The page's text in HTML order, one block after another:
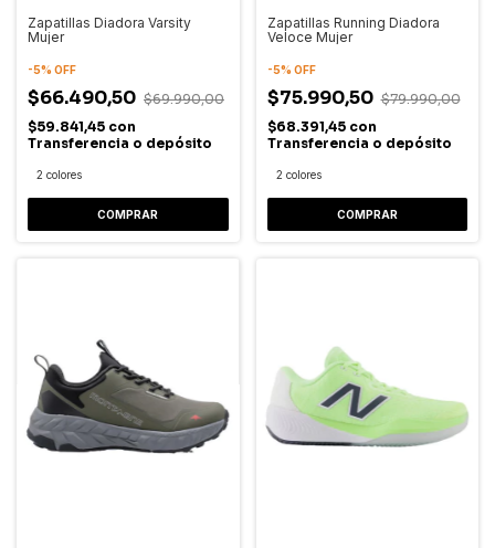
Zapatillas Diadora Varsity
Mujer
-5% OFF
$66.490,50 $69.990,00
$59.841,45 con
Transferencia o depósito
2 colores
COMPRAR
Zapatillas Running Diadora
Veloce Mujer
-5% OFF
$75.990,50 $79.990,00
$68.391,45 con
Transferencia o depósito
2 colores
COMPRAR